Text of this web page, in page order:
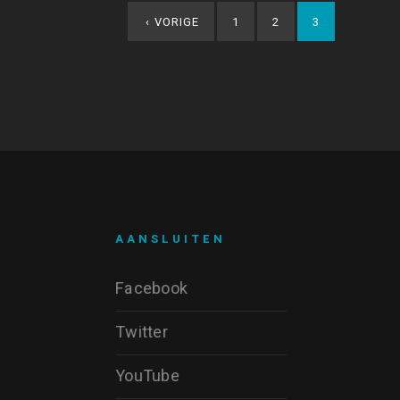
‹ VORIGE 1 2 3
AANSLUITEN
Facebook
Twitter
YouTube